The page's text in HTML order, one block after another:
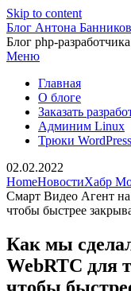
Skip to content
Блог Антона
Блог php-
Меню
Главная
О блоге
Заказать
Админим Linux
Трюки WordPress
02.02.2022
HomeНовостиХабр
Смарт Видео Агент
чтобы быстрее
Как мы
WebRTC для